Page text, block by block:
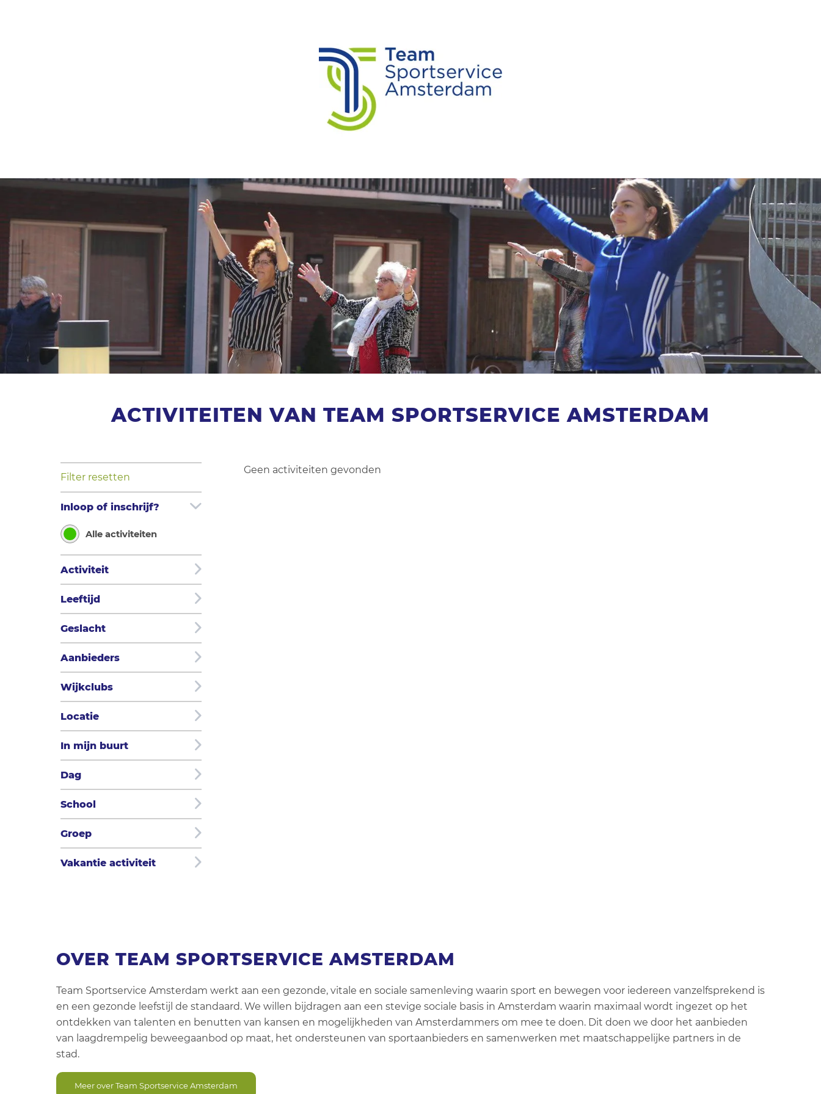
ACTIVITEITEN VAN TEAM SPORTSERVICE AMSTERDAM
Filter resetten
Inloop of inschrijf?
Alle activiteiten
Activiteit
Leeftijd
Geslacht
Aanbieders
Wijkclubs
Locatie
In mijn buurt
Dag
School
Groep
Vakantie activiteit
Geen activiteiten gevonden
OVER TEAM SPORTSERVICE AMSTERDAM
Team Sportservice Amsterdam werkt aan een gezonde, vitale en sociale samenleving waarin sport en bewegen voor iedereen vanzelfsprekend is
en een gezonde leefstijl de standaard. We willen bijdragen aan een stevige sociale basis in Amsterdam waarin maximaal wordt ingezet op het
ontdekken van talenten en benutten van kansen en mogelijkheden van Amsterdammers om mee te doen. Dit doen we door het aanbieden
van laagdrempelig beweegaanbod op maat, het ondersteunen van sportaanbieders en samenwerken met maatschappelijke partners in de
stad.
Meer over Team Sportservice Amsterdam